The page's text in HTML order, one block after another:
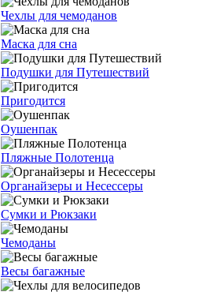
Чехлы для чемоданов
Маска для сна
Подушки для Путешествий
Пригодится
Оушенпак
Пляжные Полотенца
Органайзеры и Несессеры
Сумки и Рюкзаки
Чемоданы
Весы багажные